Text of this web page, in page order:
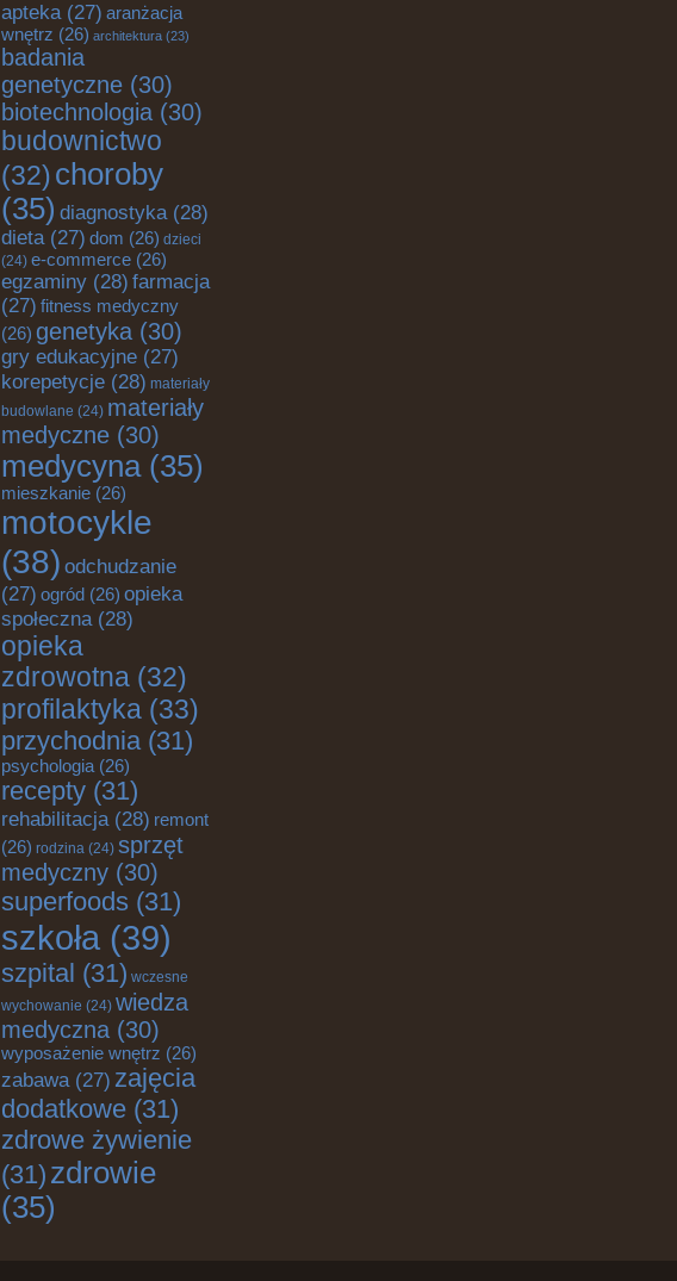
apteka(27) aranżacja
wnętrz (26) architektura (23)
badania
genetyczne (30)
biotechnologia (30)
budownictwo
(32) choroby
(35) diagnostyka(28)
dieta(27) dom (26) dzieci
(24) e-commerce (26)
egzaminy (28) farmacja
(27) fitness medyczny
(26) genetyka (30)
gry edukacyjne (27)
korepetycje (28) materiały
budowlane (24) materiały
medyczne (30)
medycyna(35)
mieszkanie (26)
motocykle
(38) odchudzanie
(27) ogród (26) opieka
społeczna(28)
opieka
zdrowotna (32)
profilaktyka (33)
przychodnia(31)
psychologia (26)
recepty (31)
rehabilitacja(28) remont
(26) rodzina (24) sprzęt
medyczny (30)
superfoods (31)
szkoła (39)
szpital (31) wczesne
wychowanie (24) wiedza
medyczna (30)
wyposażenie wnętrz (26)
zabawa(27) zajęcia
dodatkowe (31)
zdrowe żywienie
(31) zdrowie
(35)